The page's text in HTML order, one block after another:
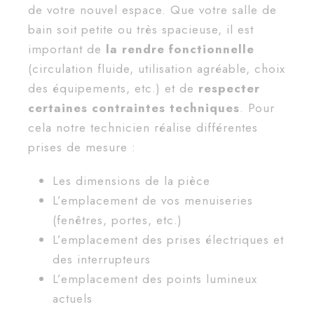
de votre nouvel espace. Que votre salle de
bain soit petite ou très spacieuse, il est
important de la rendre fonctionnelle
(circulation fluide, utilisation agréable, choix
des équipements, etc.) et de respecter
certaines contraintes techniques. Pour
cela notre technicien réalise différentes
prises de mesure :
Les dimensions de la pièce
L’emplacement de vos menuiseries
(fenêtres, portes, etc.)
L’emplacement des prises électriques et
des interrupteurs
L’emplacement des points lumineux
actuels